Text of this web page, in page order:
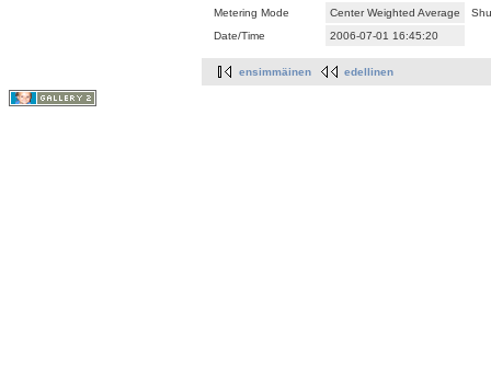
Metering Mode
Center Weighted Average
Date/Time
2006-07-01 16:45:20
ensimmäinen edellinen